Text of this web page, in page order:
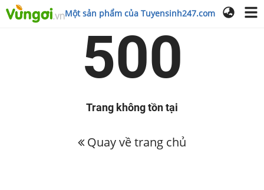
Một sản phẩm của Tuyensinh247.com
500
Trang không tồn tại
Quay về trang chủ